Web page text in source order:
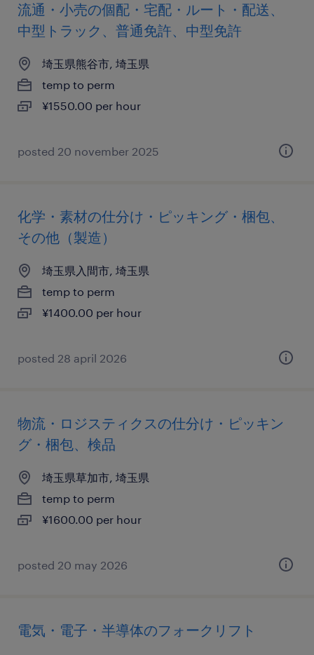
流通・小売の個配・宅配・ルート・配送、
中型トラック、普通免許、中型免許
埼玉県熊谷市, 埼玉県
temp to perm
¥1550.00 per hour
posted 20 november 2025
化学・素材の仕分け・ピッキング・梱包、
その他（製造）
埼玉県入間市, 埼玉県
temp to perm
¥1400.00 per hour
posted 28 april 2026
物流・ロジスティクスの仕分け・ピッキン
グ・梱包、検品
埼玉県草加市, 埼玉県
temp to perm
¥1600.00 per hour
posted 20 may 2026
電気・電子・半導体のフォークリフト